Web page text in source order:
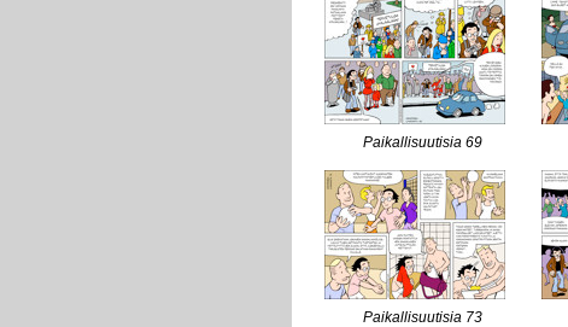
Paikallisuutisia 69
Paikallisuutisia 73